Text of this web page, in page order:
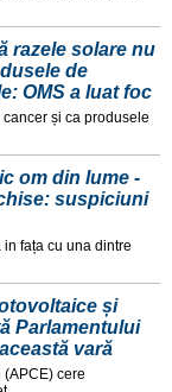
razele solare nu
de
OMS a luat foc
și ca produsele
om din lume -
suspiciuni
fața cu una dintre
și
Parlamentului
vară
cere